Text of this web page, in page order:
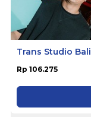
Trans Studio Bali
Rp 106.275